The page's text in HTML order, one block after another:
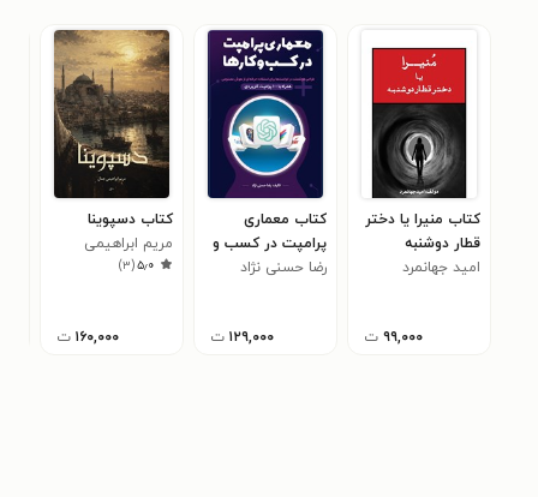
کتاب منیرا یا دختر
قطار دوشنبه
امید جهانمرد
۹۹,۰۰۰ ت
کتاب معماری
پرامپت در کسب و
کارها
رضا حسنی نژاد
۱۲۹,۰۰۰ ت
کتاب دسپوینا
مریم ابراهیمی
جمال
۵٫۰(۳)
۱۶۰,۰۰۰ ت